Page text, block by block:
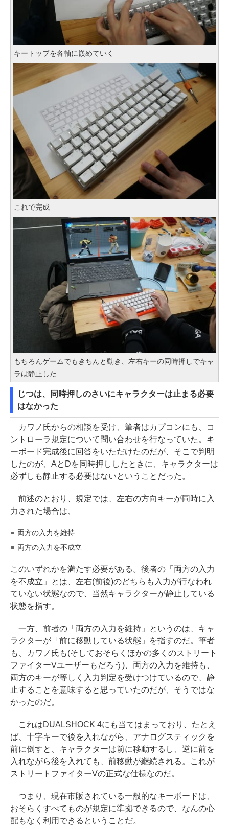
キートップを各軸に嵌めていく
これで完成
もちろんゲームでもきちんと動き、左右キーの同時押しでキャ
ラは静止した
じつは、同時押しのさいにキャラクターは止まる必要
はなかった
カワノ氏からの相談を受け、筆者はカプコンにも、コ
ントローラ規定について問い合わせを行なっていた。キ
ーボード完成後に回答をいただけたのだが、そこで判明
したのが、AとDを同時押ししたときに、キャラクターは
必ずしも静止する必要はないということだった。
前述のとおり、規定では、左右の方向キーが同時に入
力された場合は、
両方の入力を維持
両方の入力を不成立
このいずれかを満たす必要がある。後者の「両方の入力
を不成立」とは、左右(前後)のどちらも入力が行なわれ
ていない状態なので、当然キャラクターが静止している
状態を指す。
一方、前者の「両方の入力を維持」というのは、キャ
ラクターが「前に移動している状態」を指すのだ。筆者
も、カワノ氏も(そしておそらくほかの多くのストリート
ファイターVユーザーもだろう)、両方の入力を維持も、
両方のキーが等しく入力判定を受けつけているので、静
止することを意味すると思っていたのだが、そうではな
かったのだ。
これはDUALSHOCK 4にも当てはまっており、たとえ
ば、十字キーで後を入れながら、アナログスティックを
前に倒すと、キャラクターは前に移動するし、逆に前を
入れながら後を入れても、前移動が継続される。これが
ストリートファイターVの正式な仕様なのだ。
つまり、現在市販されている一般的なキーボードは、
おそらくすべてものが規定に準拠できるので、なんの心
配もなく利用できるということだ。